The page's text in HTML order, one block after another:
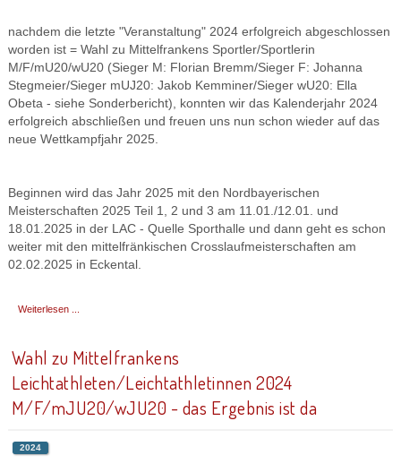
nachdem die letzte "Veranstaltung" 2024 erfolgreich abgeschlossen
worden ist = Wahl zu Mittelfrankens Sportler/Sportlerin
M/F/mU20/wU20 (Sieger M: Florian Bremm/Sieger F: Johanna
Stegmeier/Sieger mUJ20: Jakob Kemminer/Sieger wU20: Ella
Obeta - siehe Sonderbericht), konnten wir das Kalenderjahr 2024
erfolgreich abschließen und freuen uns nun schon wieder auf das
neue Wettkampfjahr 2025.
Beginnen wird das Jahr 2025 mit den Nordbayerischen
Meisterschaften 2025 Teil 1, 2 und 3 am 11.01./12.01. und
18.01.2025 in der LAC - Quelle Sporthalle und dann geht es schon
weiter mit den mittelfränkischen Crosslaufmeisterschaften am
02.02.2025 in Eckental.
Weiterlesen ...
Wahl zu Mittelfrankens
Leichtathleten/Leichtathletinnen 2024
M/F/mJU20/wJU20 - das Ergebnis ist da
2024